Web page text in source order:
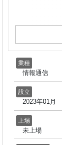
業種
情報通信
設立
2023年01月
上場
未上場